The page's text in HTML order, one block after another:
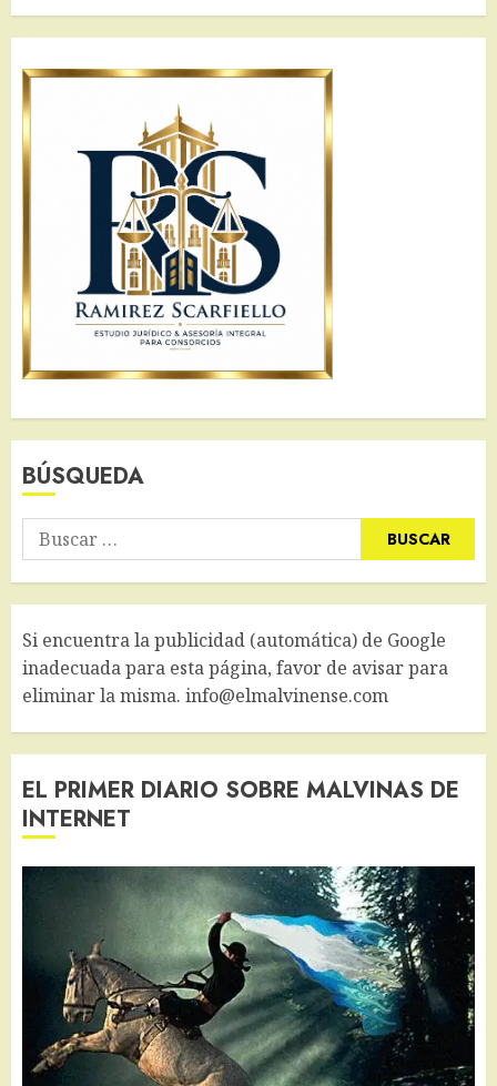
BÚSQUEDA
Buscar:
Si encuentra la publicidad (automática) de Google
inadecuada para esta página, favor de avisar para
eliminar la misma. info@elmalvinense.com
EL PRIMER DIARIO SOBRE MALVINAS DE
INTERNET